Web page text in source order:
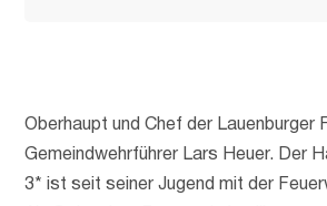
Oberhaupt und Chef der Lauenburger
Gemeindwehrführer Lars Heuer. Der
3* ist seit seiner Jugend mit der